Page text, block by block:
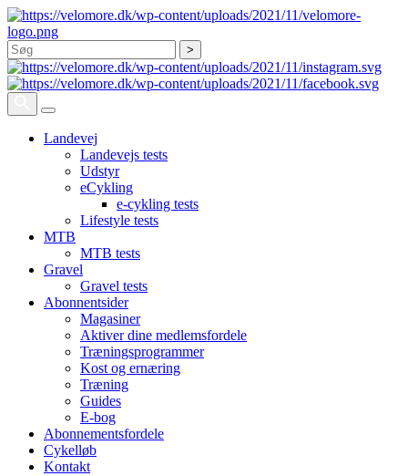
Søg
Landevej
Landevejs tests
Udstyr
eCykling
e-cykling tests
Lifestyle tests
MTB
MTB tests
Gravel
Gravel tests
Abonnentsider
Magasiner
Aktiver dine medlemsfordele
Træningsprogrammer
Kost og ernæring
Træning
Guides
E-bog
Abonnementsfordele
Cykelløb
Kontakt